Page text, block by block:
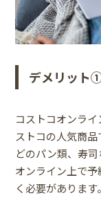
デメリット
コストコオンラ
ストコの人気商
どのパン類、寿
オンライン上で
く必要があります。